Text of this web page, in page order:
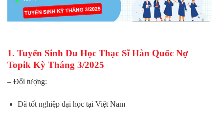
1. Tuyển Sinh Du Học Thạc Sĩ Hàn Quốc Nợ
Topik Kỳ Tháng 3/2025
– Đối tượng:
Đã tốt nghiệp đại học tại Việt Nam